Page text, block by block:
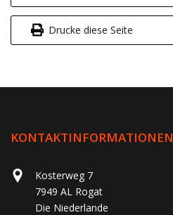
Drucke diese Seite
KONTAKTINFORMATIONEN
Kosterweg 7
7949 AL Rogat
Die Niederlande